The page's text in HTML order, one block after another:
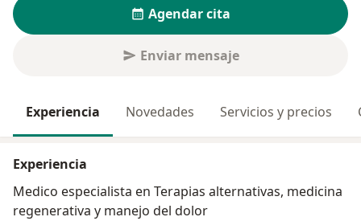
Agendar cita
Enviar mensaje
Experiencia Novedades Servicios y precios
Experiencia
Medico especialista en Terapias alternativas, medicina
regenerativa y manejo del dolor